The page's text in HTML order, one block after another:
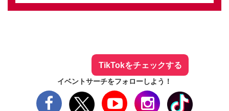
TikTokをチェックする
イベントサーチをフォローしよう！